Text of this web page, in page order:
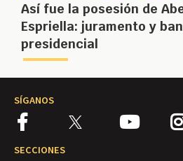
Así fue la posesión de
Espriella: juramento y
presidencial
SÍGANOS
SECCIONES